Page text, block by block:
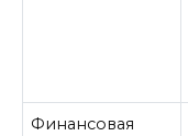
Финансовая